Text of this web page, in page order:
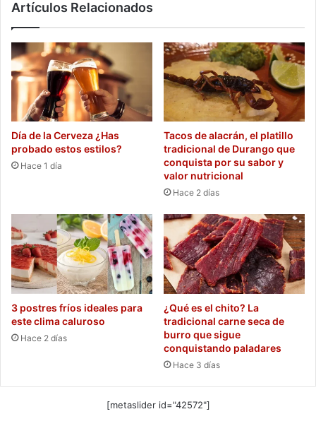
de
Artículos Relacionados
Día de la Cerveza ¿Has
probado estos estilos?
Hace 1 día
Tacos de alacrán, el platillo
tradicional de Durango que
conquista por su sabor y
valor nutricional
Hace 2 días
3 postres fríos ideales para
este clima caluroso
Hace 2 días
¿Qué es el chito? La
tradicional carne seca de
burro que sigue
conquistando paladares
Hace 3 días
[metaslider id="42572"]